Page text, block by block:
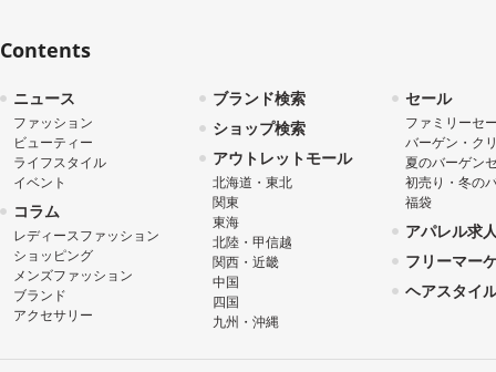
Contents
ニュース
ファッション
ビューティー
ライフスタイル
イベント
コラム
レディースファッション
ショッピング
メンズファッション
ブランド
アクセサリー
ブランド検索
ショップ検索
アウトレットモール
北海道・東北
関東
東海
北陸・甲信越
関西・近畿
中国
四国
九州・沖縄
セール
ファミリーセ
バーゲン・ク
夏のバーゲン
初売り・冬の
福袋
アパレル求
フリーマー
ヘアスタイ